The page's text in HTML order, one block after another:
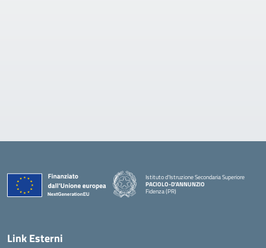
Istituto d'Istruzione Secondaria Superiore
PACIOLO-D'ANNUNZIO
Fidenza (PR)
Link Esterni